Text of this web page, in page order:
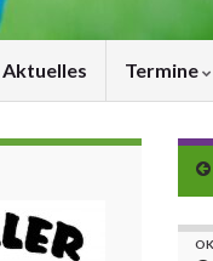
Aktuelles Termine